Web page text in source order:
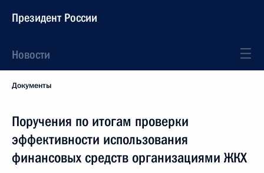
Президент России
Новости
Документы
Поручения по итогам проверки
эффективности использования
финансовых средств организациями ЖКХ